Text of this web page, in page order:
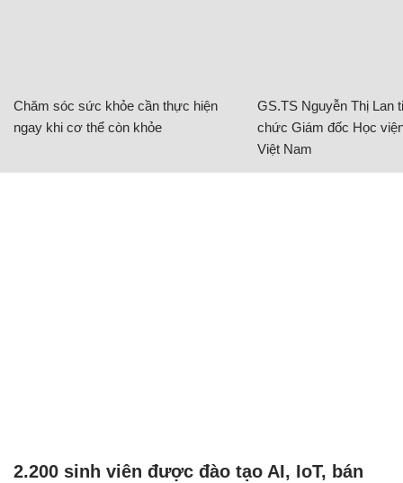
Chăm sóc sức khỏe cần thực hiện
ngay khi cơ thể còn khỏe
GS.TS Nguyễn Thị Lan
chức Giám đốc Học
Việt Nam
2.200 sinh viên được đào tạo AI, IoT, bán